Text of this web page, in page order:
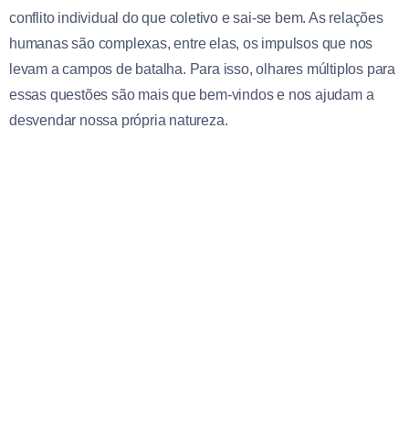
conflito individual do que coletivo e sai-se bem. As relações
humanas são complexas, entre elas, os impulsos que nos
levam a campos de batalha. Para isso, olhares múltiplos para
essas questões são mais que bem-vindos e nos ajudam a
desvendar nossa própria natureza.